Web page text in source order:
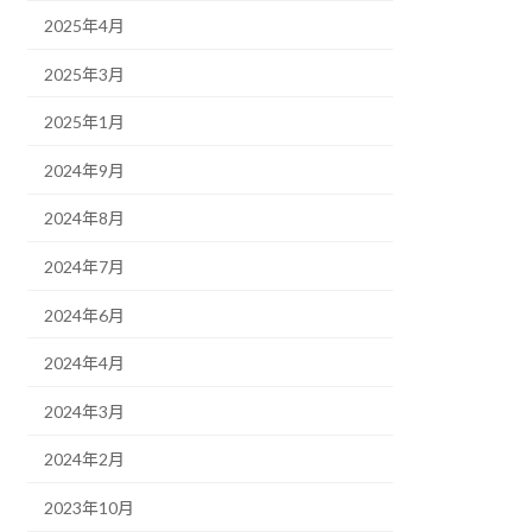
2025年4月
2025年3月
2025年1月
2024年9月
2024年8月
2024年7月
2024年6月
2024年4月
2024年3月
2024年2月
2023年10月